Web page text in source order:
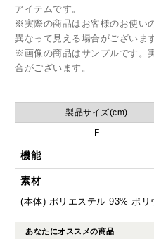
アイテムです。
※実際の商品はお客様のお使い
異なって見える場合がございま
※画像の商品はサンプルです。
合がございます。
製品サイズ(cm)
F
機能
素材
(本体) ポリエステル 93% ポ
あなたにオススメの商品